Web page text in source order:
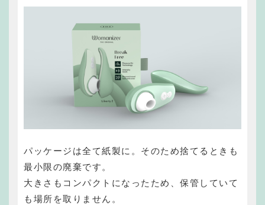
パッケージは全て紙製に。そのため捨てるときも
最小限の廃棄です。
大きさもコンパクトになったため、保管していて
も場所を取りません。